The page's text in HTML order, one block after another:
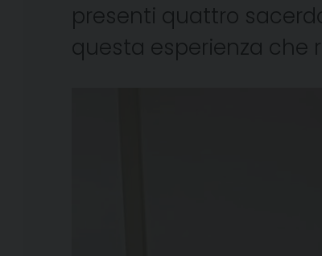
presenti quattro
questa esperienza che